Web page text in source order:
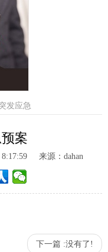
发应急
案
来源：dahan
下一篇 :没有了!